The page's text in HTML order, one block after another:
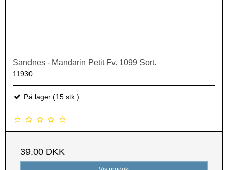
Sandnes - Mandarin Petit Fv. 1099 Sort.
11930
På lager (15 stk.)
39,00 DKK